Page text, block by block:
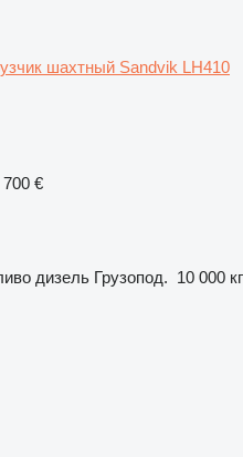
шахтный Sandvik LH410
€
дизель Грузопод. 10 000 кг